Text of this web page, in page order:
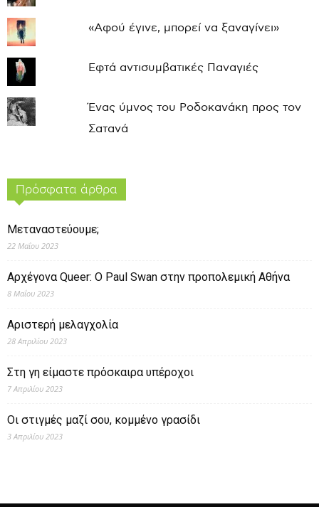
«Αφού έγινε, μπορεί να ξαναγίνει»
Εφτά αντισυμβατικές Παναγιές
Ένας ύμνος του Ροδοκανάκη προς τον
Σατανά
Πρόσφατα άρθρα
Μεταναστεύουμε;
22 Μαΐου 2023
Αρχέγονα Queer: O Paul Swan στην προπολεμική Αθήνα
8 Μαΐου 2023
Αριστερή μελαγχολία
28 Απριλίου 2023
Στη γη είμαστε πρόσκαιρα υπέροχοι
7 Απριλίου 2023
Οι στιγμές μαζί σου, κομμένο γρασίδι
3 Απριλίου 2023